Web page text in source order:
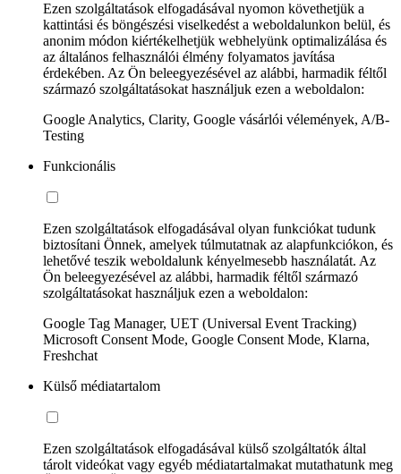
Ezen szolgáltatások elfogadásával nyomon követhetjük a
kattintási és böngészési viselkedést a weboldalunkon belül, és
anonim módon kiértékelhetjük webhelyünk optimalizálása és
az általános felhasználói élmény folyamatos javítása
érdekében. Az Ön beleegyezésével az alábbi, harmadik féltől
származó szolgáltatásokat használjuk ezen a weboldalon:
Google Analytics, Clarity, Google vásárlói vélemények, A/B-
Testing
Funkcionális
Ezen szolgáltatások elfogadásával olyan funkciókat tudunk
biztosítani Önnek, amelyek túlmutatnak az alapfunkciókon, és
lehetővé teszik weboldalunk kényelmesebb használatát. Az
Ön beleegyezésével az alábbi, harmadik féltől származó
szolgáltatásokat használjuk ezen a weboldalon:
Google Tag Manager, UET (Universal Event Tracking)
Microsoft Consent Mode, Google Consent Mode, Klarna,
Freshchat
Külső médiatartalom
Ezen szolgáltatások elfogadásával külső szolgáltatók által
tárolt videókat vagy egyéb médiatartalmakat mutathatunk meg